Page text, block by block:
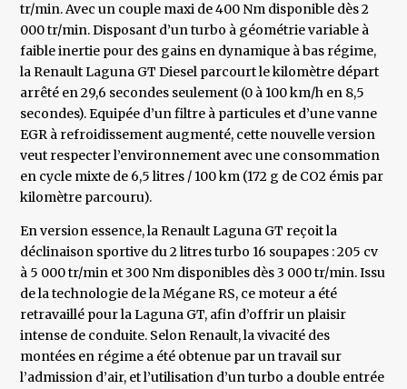
tr/min. Avec un couple maxi de 400 Nm disponible dès 2
000 tr/min. Disposant d’un turbo à géométrie variable à
faible inertie pour des gains en dynamique à bas régime,
la Renault Laguna GT Diesel parcourt le kilomètre départ
arrêté en 29,6 secondes seulement (0 à 100 km/h en 8,5
secondes). Equipée d’un filtre à particules et d’une vanne
EGR à refroidissement augmenté, cette nouvelle version
veut respecter l’environnement avec une consommation
en cycle mixte de 6,5 litres / 100 km (172 g de CO2 émis par
kilomètre parcouru).
En version essence, la Renault Laguna GT reçoit la
déclinaison sportive du 2 litres turbo 16 soupapes : 205 cv
à 5 000 tr/min et 300 Nm disponibles dès 3 000 tr/min. Issu
de la technologie de la Mégane RS, ce moteur a été
retravaillé pour la Laguna GT, afin d’offrir un plaisir
intense de conduite. Selon Renault, la vivacité des
montées en régime a été obtenue par un travail sur
l’admission d’air, et l’utilisation d’un turbo a double entrée